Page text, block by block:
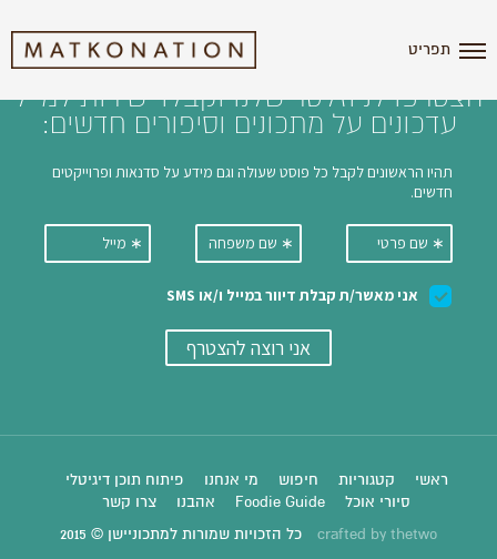
תפריט
הצטרפו לניוזלטר שלנו וקבלו ישירות למייל
עדכונים על מתכונים וסיפורים חדשים:
ראשי קטגוריות חיפוש מי אנחנו
פיתוח תוכן דיגיטלי
סיורי אוכל
Foodie Guide אהבנו צרו קשר
crafted by thetwo כל הזכויות שמורות למתכוניישן © 2015